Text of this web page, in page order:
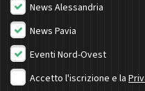
News Alessandria
News Pavia
Eventi Nord-Ovest
Accetto l'iscrizione e la